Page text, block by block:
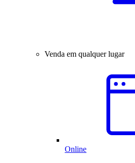
Venda em qualquer lugar
Online